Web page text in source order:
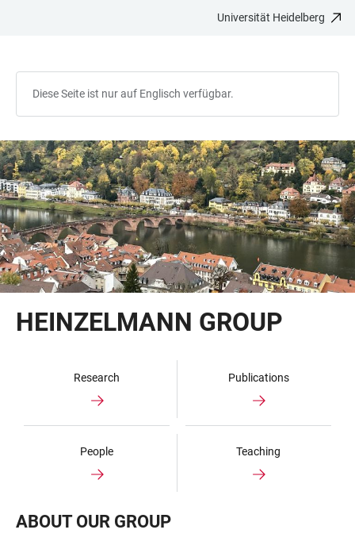
Universität Heidelberg
Diese Seite ist nur auf Englisch verfügbar.
HEINZELMANN GROUP
Research Publications
People Teaching
ABOUT OUR GROUP